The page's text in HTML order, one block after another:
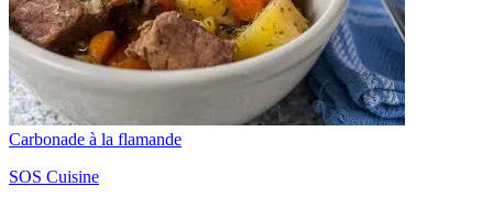
Carbonade à la flamande
SOS Cuisine